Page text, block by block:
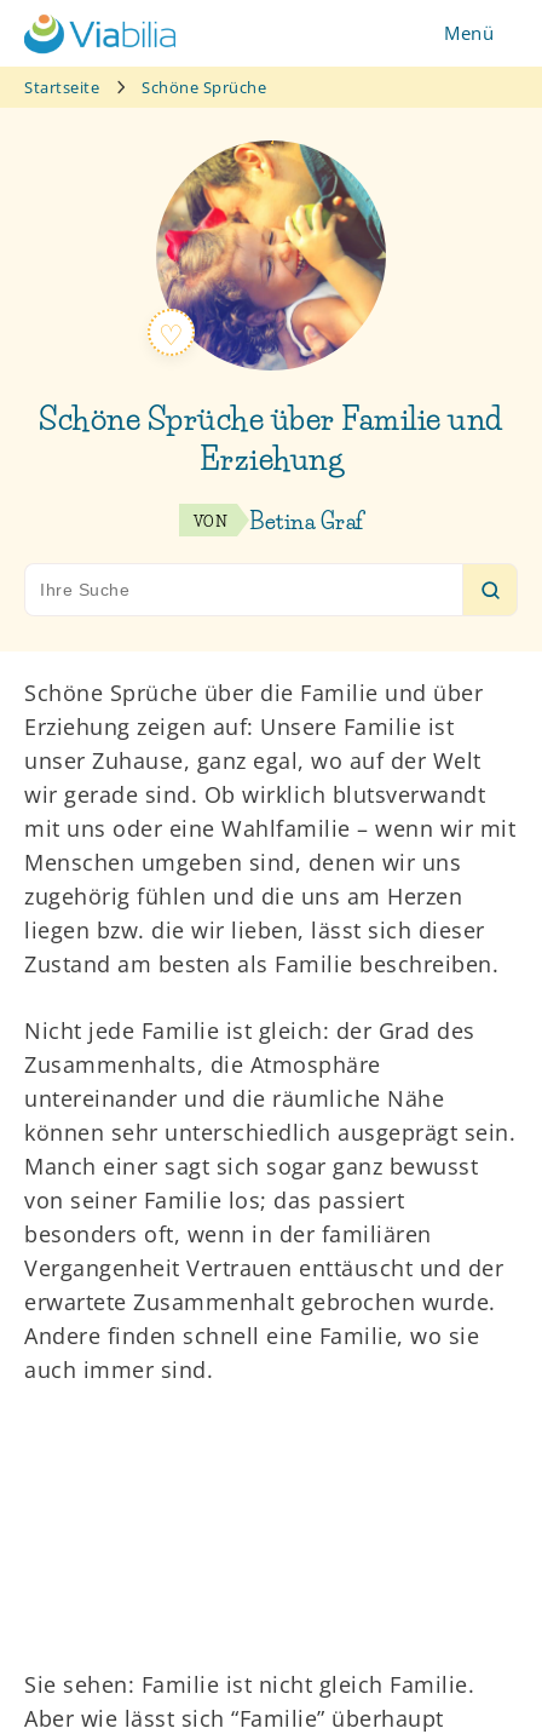
Zum
Inhalt
springen
Menü
Startseite Schöne Sprüche
Schöne Sprüche über Familie und
Erziehung
VON Betina Graf
for:
Schöne Sprüche über die Familie und über
Erziehung zeigen auf: Unsere Familie ist
unser Zuhause, ganz egal, wo auf der Welt
wir gerade sind. Ob wirklich blutsverwandt
mit uns oder eine Wahlfamilie – wenn wir mit
Menschen umgeben sind, denen wir uns
zugehörig fühlen und die uns am Herzen
liegen bzw. die wir lieben, lässt sich dieser
Zustand am besten als Familie beschreiben.
Nicht jede Familie ist gleich: der Grad des
Zusammenhalts, die Atmosphäre
untereinander und die räumliche Nähe
können sehr unterschiedlich ausgeprägt sein.
Manch einer sagt sich sogar ganz bewusst
von seiner Familie los; das passiert
besonders oft, wenn in der familiären
Vergangenheit Vertrauen enttäuscht und der
erwartete Zusammenhalt gebrochen wurde.
Andere finden schnell eine Familie, wo sie
auch immer sind.
Sie sehen: Familie ist nicht gleich Familie.
Aber wie lässt sich “Familie” überhaupt